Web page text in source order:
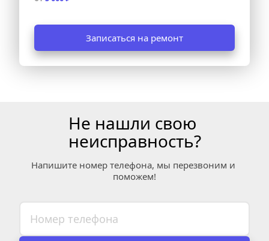
Записаться на ремонт
Не нашли свою
неисправность?
Напишите номер телефона, мы перезвоним и
поможем!